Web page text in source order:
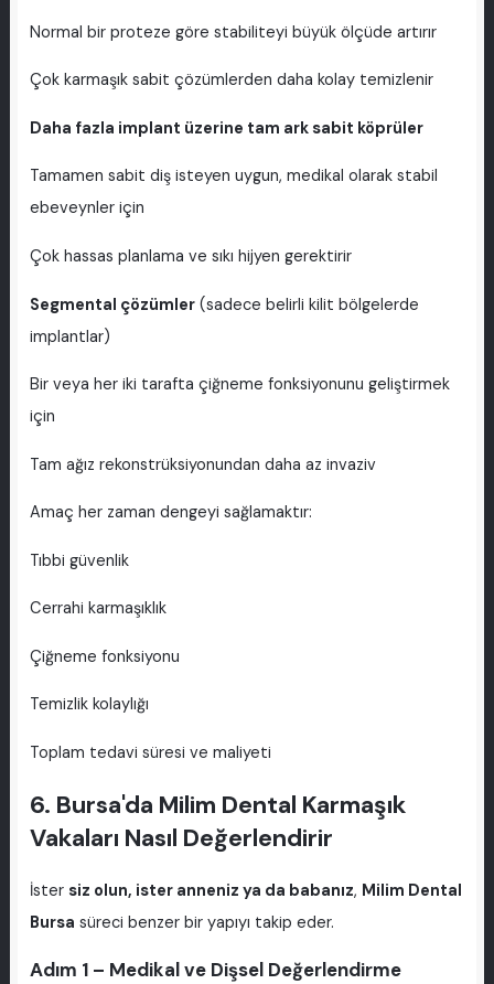
Normal bir proteze göre stabiliteyi büyük ölçüde artırır
Çok karmaşık sabit çözümlerden daha kolay temizlenir
Daha fazla implant üzerine tam ark sabit köprüler
Tamamen sabit diş isteyen uygun, medikal olarak stabil
ebeveynler için
Çok hassas planlama ve sıkı hijyen gerektirir
Segmental çözümler(sadece belirli kilit bölgelerde
implantlar)
Bir veya her iki tarafta çiğneme fonksiyonunu geliştirmek
için
Tam ağız rekonstrüksiyonundan daha az invaziv
Amaç her zaman dengeyi sağlamaktır:
Tıbbi güvenlik
Cerrahi karmaşıklık
Çiğneme fonksiyonu
Temizlik kolaylığı
Toplam tedavi süresi ve maliyeti
6. Bursa'da Milim Dental Karmaşık
Vakaları Nasıl Değerlendirir
İster siz olun, ister anneniz ya da babanız, Milim Dental
Bursa süreci benzer bir yapıyı takip eder.
Adım 1 – Medikal ve Dişsel Değerlendirme